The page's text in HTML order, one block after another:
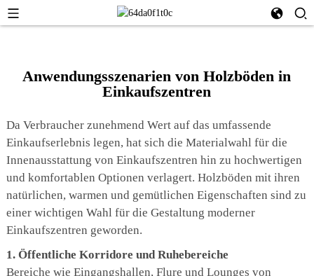
Anwendungsszenarien von Holzböden in
Einkaufszentren
Da Verbraucher zunehmend Wert auf das umfassende
Einkaufserlebnis legen, hat sich die Materialwahl für die
Innenausstattung von Einkaufszentren hin zu hochwertigen
und komfortablen Optionen verlagert. Holzböden mit ihren
natürlichen, warmen und gemütlichen Eigenschaften sind zu
einer wichtigen Wahl für die Gestaltung moderner
Einkaufszentren geworden.
1. Öffentliche Korridore und Ruhebereiche
Bereiche wie Eingangshallen, Flure und Lounges von